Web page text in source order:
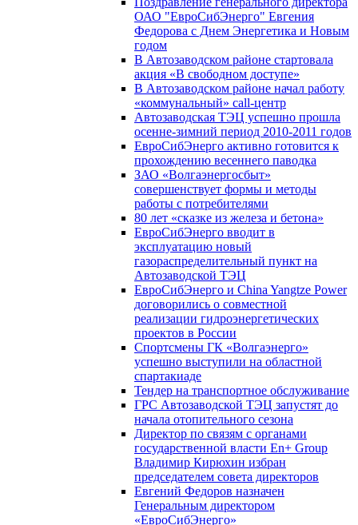
ОАО "ЕвроСибЭнерго" Евгения
Федорова с Днем Энергетика и Новым
годом
В Автозаводском районе стартовала
акция «В свободном доступе»
В Автозаводском районе начал работу
«коммунальный» call-центр
Автозаводская ТЭЦ успешно прошла
осенне-зимний период 2010-2011 годов
ЕвроСибЭнерго активно готовится к
прохождению весеннего паводка
ЗАО «Волгаэнергосбыт»
совершенствует формы и методы
работы с потребителями
80 лет «сказке из железа и бетона»
ЕвроСибЭнерго вводит в
эксплуатацию новый
газораспределительный пункт на
Автозаводской ТЭЦ
ЕвроСибЭнерго и China Yangtze Power
договорились о совместной
реализации гидроэнергетических
проектов в России
Спортсмены ГК «Волгаэнерго»
успешно выступили на областной
спартакиаде
Тендер на транспортное обслуживание
ГРС Автозаводской ТЭЦ запустят до
начала отопительного сезона
Директор по связям с органами
государственной власти En+ Group
Владимир Кирюхин избран
председателем совета директоров
Евгений Федоров назначен
Генеральным директором
«ЕвроСибЭнерго»